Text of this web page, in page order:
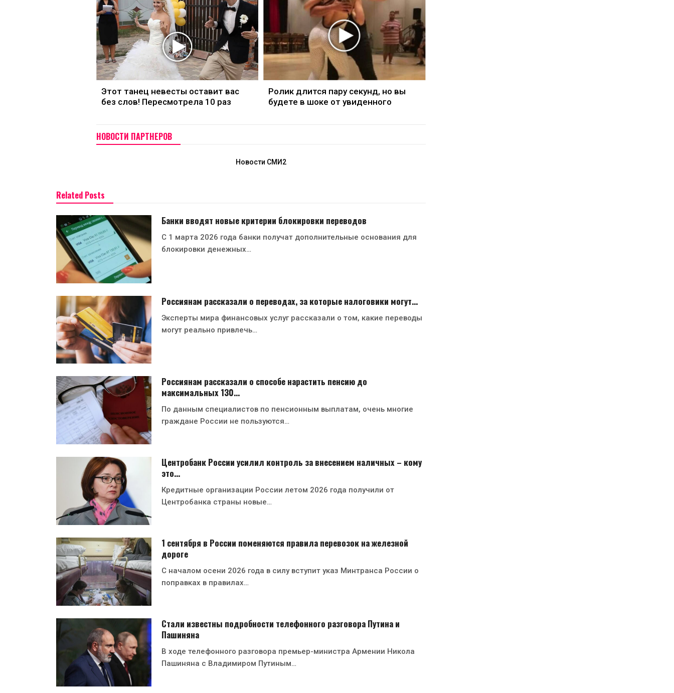
Этот танец невесты оставит вас
без слов! Пересмотрела 10 раз
Ролик длится пару секунд, но вы
будете в шоке от увиденного
НОВОСТИ ПАРТНЕРОВ
Новости СМИ2
Related Posts
Банки вводят новые критерии блокировки переводов
С 1 марта 2026 года банки получат дополнительные основания для
блокировки денежных…
Россиянам рассказали о переводах, за которые налоговики могут…
Эксперты мира финансовых услуг рассказали о том, какие переводы
могут реально привлечь…
Россиянам рассказали о способе нарастить пенсию до
максимальных 130…
По данным специалистов по пенсионным выплатам, очень многие
граждане России не пользуются…
Центробанк России усилил контроль за внесением наличных – кому
это…
Кредитные организации России летом 2026 года получили от
Центробанка страны новые…
1 сентября в России поменяются правила перевозок на железной
дороге
С началом осени 2026 года в силу вступит указ Минтранса России о
поправках в правилах…
Стали известны подробности телефонного разговора Путина и
Пашиняна
В ходе телефонного разговора премьер-министра Армении Никола
Пашиняна с Владимиром Путиным…